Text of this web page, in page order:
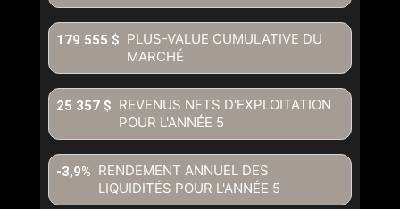
PLUS-VALUE CUMULATIVE DU
MARCHÉ
179 555 $
REVENUS NETS D'EXPLOITATION
POUR L'ANNÉE 5
25 357 $
RENDEMENT ANNUEL DES
LIQUIDITÉS POUR L'ANNÉE 5
-3,9%